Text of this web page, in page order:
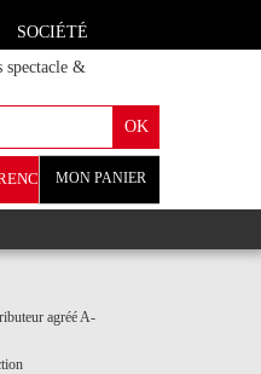
SOCIÉTÉ
spectacle &
MON PANIER
agréé A-